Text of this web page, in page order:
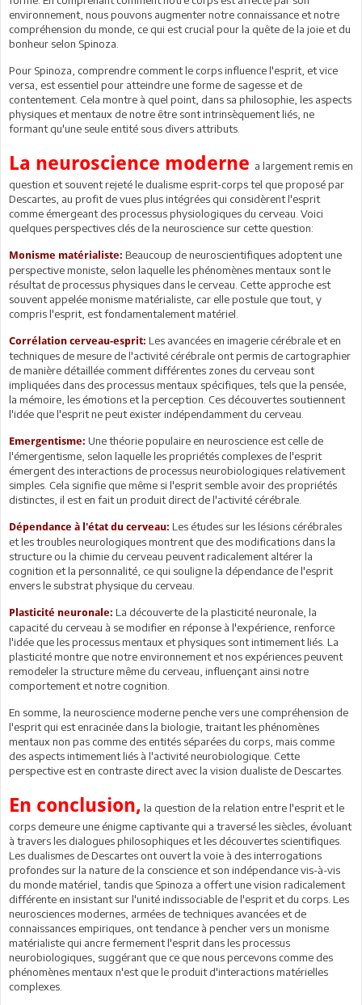
environnement, nous pouvons augmenter notre connaissance et notre
compréhension du monde, ce qui est crucial pour la quête de la joie et du
bonheur selon Spinoza.
Pour Spinoza, comprendre comment le corps influence l'esprit, et vice
versa, est essentiel pour atteindre une forme de sagesse et de
contentement. Cela montre à quel point, dans sa philosophie, les aspects
physiques et mentaux de notre être sont intrinsèquement liés, ne
formant qu'une seule entité sous divers attributs.
La neuroscience moderne a largement remis en
question et souvent rejeté le dualisme esprit-corps tel que proposé par
Descartes, au profit de vues plus intégrées qui considèrent l'esprit
comme émergeant des processus physiologiques du cerveau. Voici
quelques perspectives clés de la neuroscience sur cette question:
Monisme matérialiste: Beaucoup de neuroscientifiques adoptent une
perspective moniste, selon laquelle les phénomènes mentaux sont le
résultat de processus physiques dans le cerveau. Cette approche est
souvent appelée monisme matérialiste, car elle postule que tout, y
compris l'esprit, est fondamentalement matériel.
Corrélation cerveau-esprit: Les avancées en imagerie cérébrale et en
techniques de mesure de l'activité cérébrale ont permis de cartographier
de manière détaillée comment différentes zones du cerveau sont
impliquées dans des processus mentaux spécifiques, tels que la pensée,
la mémoire, les émotions et la perception. Ces découvertes soutiennent
l'idée que l'esprit ne peut exister indépendamment du cerveau.
Emergentisme: Une théorie populaire en neuroscience est celle de
l'émergentisme, selon laquelle les propriétés complexes de l'esprit
émergent des interactions de processus neurobiologiques relativement
simples. Cela signifie que même si l'esprit semble avoir des propriétés
distinctes, il est en fait un produit direct de l'activité cérébrale.
Dépendance à l'état du cerveau: Les études sur les lésions cérébrales
et les troubles neurologiques montrent que des modifications dans la
structure ou la chimie du cerveau peuvent radicalement altérer la
cognition et la personnalité, ce qui souligne la dépendance de l'esprit
envers le substrat physique du cerveau.
Plasticité neuronale: La découverte de la plasticité neuronale, la
capacité du cerveau à se modifier en réponse à l'expérience, renforce
l'idée que les processus mentaux et physiques sont intimement liés. La
plasticité montre que notre environnement et nos expériences peuvent
remodeler la structure même du cerveau, influençant ainsi notre
comportement et notre cognition.
En somme, la neuroscience moderne penche vers une compréhension de
l'esprit qui est enracinée dans la biologie, traitant les phénomènes
mentaux non pas comme des entités séparées du corps, mais comme
des aspects intimement liés à l'activité neurobiologique. Cette
perspective est en contraste direct avec la vision dualiste de Descartes.
En conclusion, la question de la relation entre l'esprit et le
corps demeure une énigme captivante qui a traversé les siècles, évoluant
à travers les dialogues philosophiques et les découvertes scientifiques.
Les dualismes de Descartes ont ouvert la voie à des interrogations
profondes sur la nature de la conscience et son indépendance vis-à-vis
du monde matériel, tandis que Spinoza a offert une vision radicalement
différente en insistant sur l'unité indissociable de l'esprit et du corps. Les
neurosciences modernes, armées de techniques avancées et de
connaissances empiriques, ont tendance à pencher vers un monisme
matérialiste qui ancre fermement l'esprit dans les processus
neurobiologiques, suggérant que ce que nous percevons comme des
phénomènes mentaux n'est que le produit d'interactions matérielles
complexes.